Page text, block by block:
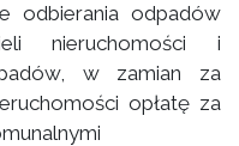
odbierania odpadów
nieruchomości i
w zamian za
opłatę za